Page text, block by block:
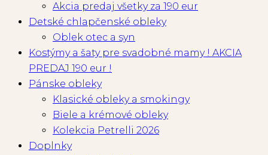
Akcia predaj všetky za 190 eur
Detské chlapčenské obleky
Oblek otec a syn
Kostýmy a šaty pre svadobné mamy ! AKCIA
PREDAJ 190 eur !
Pánske obleky
Klasické obleky a smokingy
Biele a krémové obleky
Kolekcia Petrelli 2026
Doplnky